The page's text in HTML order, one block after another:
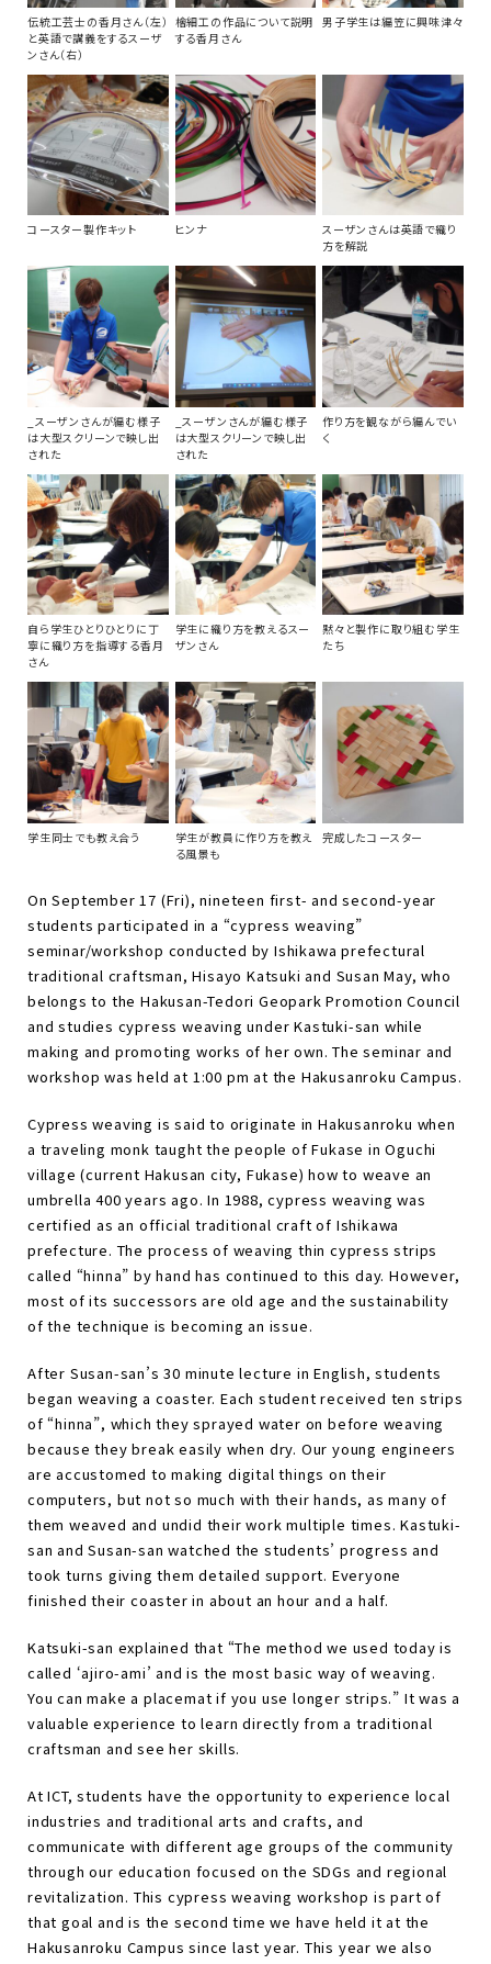
伝統工芸士の香月さん（左）
と英語で講義をするスーザ
ンさん（右）
檜細工の作品について説明
する香月さん
男子学生は編笠に興味津々
コースター製作キット ヒンナ
スーザンさんは英語で織り
方を解説
_スーザンさんが編む様子
は大型スクリーンで映し出
された
_スーザンさんが編む様子
は大型スクリーンで映し出
された
作り方を観ながら編んでい
く
自ら学生ひとりひとりに丁
寧に織り方を指導する香月
さん
学生に織り方を教えるスー
ザンさん
黙々と製作に取り組む学生
たち
学生同士でも教え合う
学生が教員に作り方を教え
る風景も
完成したコースター
On September 17 (Fri), nineteen first- and second-year
students participated in a “cypress weaving”
seminar/workshop conducted by Ishikawa prefectural
traditional craftsman, Hisayo Katsuki and Susan May, who
belongs to the Hakusan-Tedori Geopark Promotion Council
and studies cypress weaving under Kastuki-san while
making and promoting works of her own. The seminar and
workshop was held at 1:00 pm at the Hakusanroku Campus.
Cypress weaving is said to originate in Hakusanroku when
a traveling monk taught the people of Fukase in Oguchi
village (current Hakusan city, Fukase) how to weave an
umbrella 400 years ago. In 1988, cypress weaving was
certified as an official traditional craft of Ishikawa
prefecture. The process of weaving thin cypress strips
called “hinna” by hand has continued to this day. However,
most of its successors are old age and the sustainability
of the technique is becoming an issue.
After Susan-san’s 30 minute lecture in English, students
began weaving a coaster. Each student received ten strips
of “hinna”, which they sprayed water on before weaving
because they break easily when dry. Our young engineers
are accustomed to making digital things on their
computers, but not so much with their hands, as many of
them weaved and undid their work multiple times. Kastuki-
san and Susan-san watched the students’ progress and
took turns giving them detailed support. Everyone
finished their coaster in about an hour and a half.
Katsuki-san explained that “The method we used today is
called ‘ajiro-ami’ and is the most basic way of weaving.
You can make a placemat if you use longer strips.” It was a
valuable experience to learn directly from a traditional
craftsman and see her skills.
At ICT, students have the opportunity to experience local
industries and traditional arts and crafts, and
communicate with different age groups of the community
through our education focused on the SDGs and regional
revitalization. This cypress weaving workshop is part of
that goal and is the second time we have held it at the
Hakusanroku Campus since last year. This year we also